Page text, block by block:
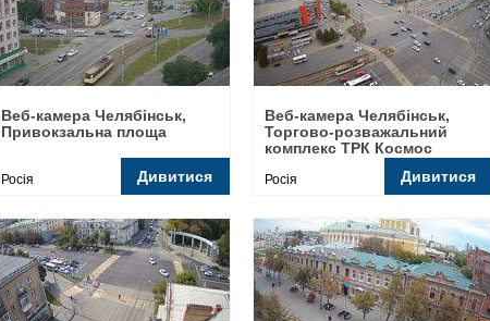
Веб-камера Челябінськ,
Привокзальна площа
Росія Дивитися
Веб-камера Челябінськ,
Торгово-розважальний
комплекс ТРК Космос
Росія Дивитися